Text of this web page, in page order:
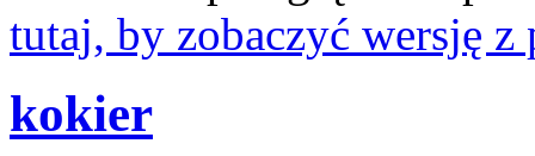
tutaj, by zobaczyć wersję z
kokier